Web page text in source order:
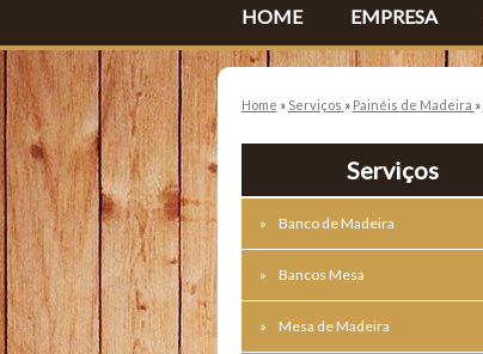
HOME EMPRESA
Home » Serviços » Painéis de Madeira »
Serviços
Banco de Madeira
Bancos Mesa
Mesa de Madeira